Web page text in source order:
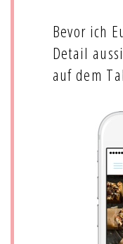
Bevor ich
Detail
auf dem